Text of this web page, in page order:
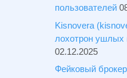
пользователей
Kisnovera
лохотрон ушлых
02.12.2025
Фейковый